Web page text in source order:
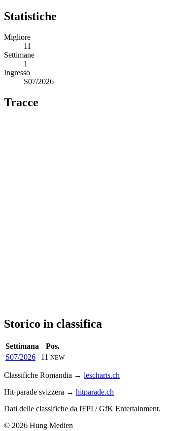
Statistiche
Migliore
11
Settimane
1
Ingresso
S07/2026
Tracce
Storico in classifica
Settimana
Pos.
S07/2026
11 NEW
Classifiche Romandia → lescharts.ch
Hit-parade svizzera → hitparade.ch
Dati delle classifiche da IFPI / GfK Entertainment.
© 2026 Hung Medien